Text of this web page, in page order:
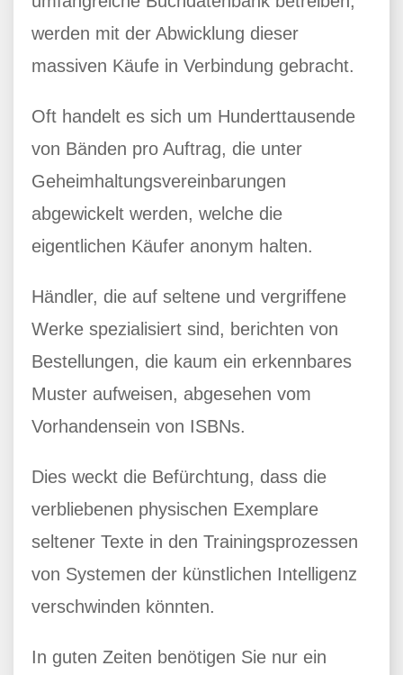
werden mit der Abwicklung dieser
massiven Käufe in Verbindung gebracht.
Oft handelt es sich um Hunderttausende
von Bänden pro Auftrag, die unter
Geheimhaltungsvereinbarungen
abgewickelt werden, welche die
eigentlichen Käufer anonym halten.
Händler, die auf seltene und vergriffene
Werke spezialisiert sind, berichten von
Bestellungen, die kaum ein erkennbares
Muster aufweisen, abgesehen vom
Vorhandensein von ISBNs.
Dies weckt die Befürchtung, dass die
verbliebenen physischen Exemplare
seltener Texte in den Trainingsprozessen
von Systemen der künstlichen Intelligenz
verschwinden könnten.
In guten Zeiten benötigen Sie nur ein